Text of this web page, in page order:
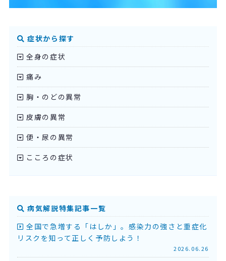
症状から探す
全身の症状
痛み
胸・のどの異常
皮膚の異常
便・尿の異常
こころの症状
病気解説特集記事一覧
全国で急増する「はしか」。感染力の強さと重症化
リスクを知って正しく予防しよう！
2026.06.26